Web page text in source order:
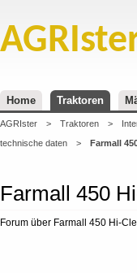
Home Traktoren
AGRIster > Traktoren >
technische daten
> Farmall
Farmall 450
Forum über Farmall 450 Hi-